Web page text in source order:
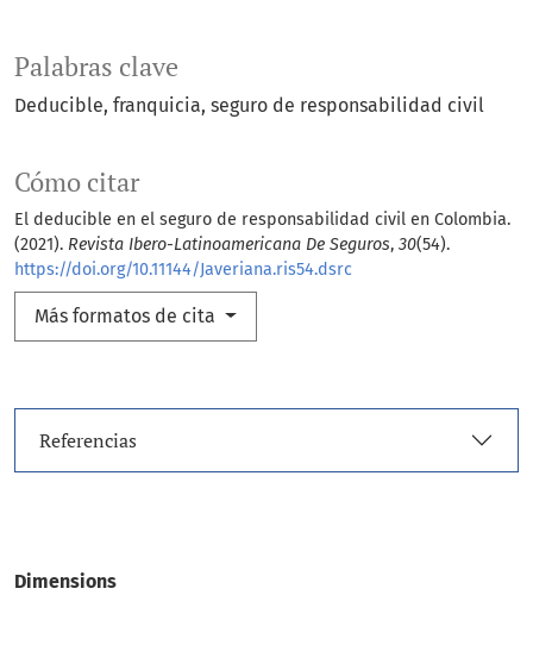
Palabras clave
Deducible franquicia seguro de responsabilidad civil
Cómo citar
El deducible en el seguro de responsabilidad civil en Colombia.
(2021). Revista Ibero-Latinoamericana De Seguros, 30(54).
https://doi.org/10.11144/Javeriana.ris54.dsrc
Más formatos de cita
Dimensions
Referencias